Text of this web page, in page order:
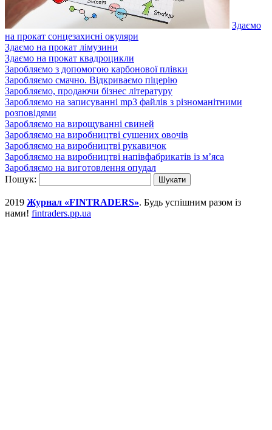
Здаємо
на прокат сонцезахисні окуляри
Здаємо на прокат лімузини
Здаємо на прокат квадроцикли
Заробляємо з допомогою карбонової плівки
Заробляємо смачно. Відкриваємо піцерію
Заробляємо, продаючи бізнес літературу
Заробляємо на записуванні mp3 файлів з різноманітними
розповідями
Заробляємо на вирощуванні свиней
Заробляємо на виробництві сушених овочів
Заробляємо на виробництві рукавичок
Заробляємо на виробництві напівфабрикатів із м’яса
Заробляємо на виготовлення опудал
Пошук:
2019 Журнал «FINTRADERS». Будь успішним разом із
нами! fintraders.pp.ua